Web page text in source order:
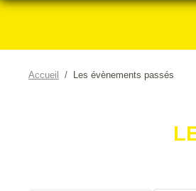
Accueil Les évènements passés